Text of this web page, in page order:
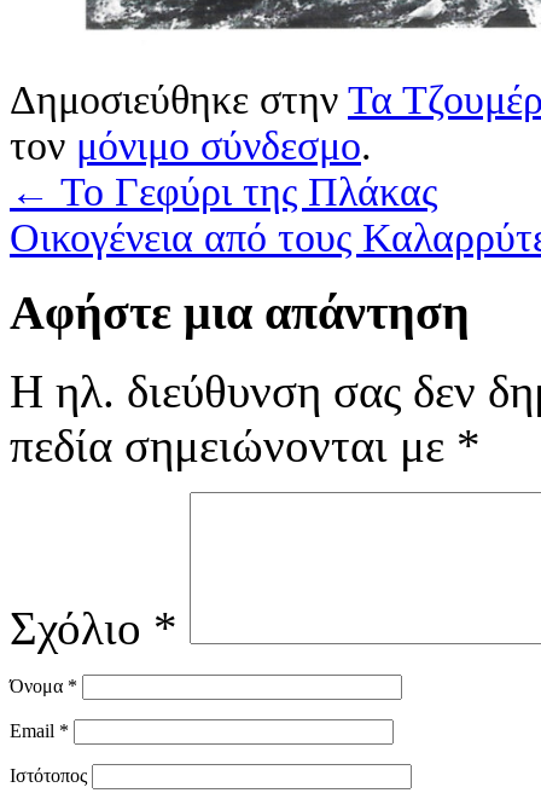
Δημοσιεύθηκε στην Τα
τον μόνιμο σύνδεσμο.
← Το Γεφύρι της Πλάκας
Οικογένεια από τους
Αφήστε μια απάντηση
Η ηλ. διεύθυνση σας δεν
πεδία σημειώνονται με *
Σχόλιο *
Όνομα *
Email *
Ιστότοπος